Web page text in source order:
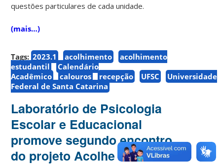
questões particulares de cada unidade.
(mais…)
Tags: 2023.1 acolhimento
acolhimento
estudantil
Calendário
Acadêmico
calouros recepção UFSC
Universidade
Federal de Santa Catarina
Laboratório de Psicologia
Escolar e Educacional
promove segundo encontro
do projeto Acolhe CED